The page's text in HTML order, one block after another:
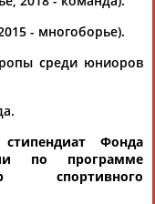
- многоборье).
среди юниоров
Фонда
по программе